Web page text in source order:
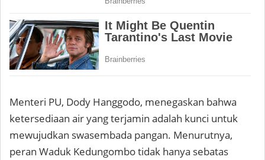
Menteri PU, Dody Hanggodo, menegaskan bahwa
ketersediaan air yang terjamin adalah kunci untuk
mewujudkan swasembada pangan. Menurutnya,
peran Waduk Kedungombo tidak hanya sebatas